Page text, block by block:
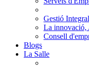
Gestió
La innovació,
Consell
Blogs
La Salle